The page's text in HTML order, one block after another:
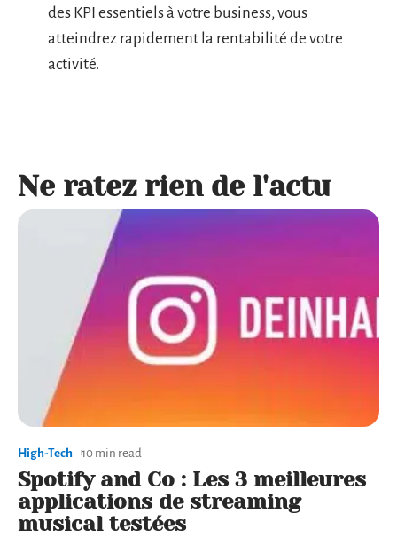
des KPI essentiels à votre business, vous
atteindrez rapidement la rentabilité de votre
activité.
Ne ratez rien de l'actu
High-Tech 10 min read
Spotify and Co : Les 3 meilleures
applications de streaming
musical testées